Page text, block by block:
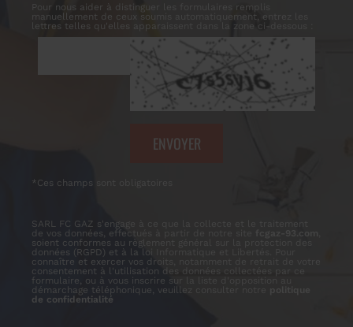
Pour nous aider à distinguer les formulaires remplis
manuellement de ceux soumis automatiquement, entrez les
lettres telles qu'elles apparaissent dans la zone ci-dessous :
*Ces champs sont obligatoires
SARL FC GAZ s'engage à ce que la collecte et le traitement
de vos données, effectués à partir de notre site
fcgaz-93.com
soient conformes au règlement général sur la protection des
données (RGPD) et à la loi Informatique et Libertés. Pour
connaître et exercer vos droits, notamment de retrait de votre
consentement à l'utilisation des données collectées par ce
formulaire, ou à vous inscrire sur la liste d'opposition au
démarchage téléphonique, veuillez consulter notre
de confidentialité